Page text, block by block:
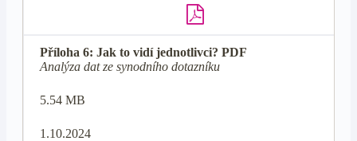
Příloha 6: Jak to vidí jednotlivci? PDF
Analýza dat ze synodního dotazníku
5.54 MB
1.10.2024